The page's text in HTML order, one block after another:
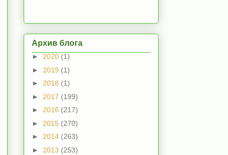
Архив блога
► 2020 (1)
► 2019 (1)
► 2018 (1)
► 2017 (199)
► 2016 (217)
► 2015 (270)
► 2014 (263)
► 2013 (253)